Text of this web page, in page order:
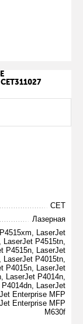
CET
Лазерная
LaserJet
LaserJet P4515tn,
P4515n, LaserJet
LaserJet P4015tn,
P4015n, LaserJet
LaserJet P4014n,
P4014dn, LaserJet
Enterprise MFP
Enterprise MFP
M630f